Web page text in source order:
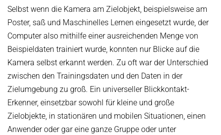
Selbst wenn die Kamera am Zielobjekt, beispielsweise am
Poster, saß und Maschinelles Lernen eingesetzt wurde, der
Computer also mithilfe einer ausreichenden Menge von
Beispieldaten trainiert wurde, konnten nur Blicke auf die
Kamera selbst erkannt werden. Zu oft war der Unterschied
zwischen den Trainingsdaten und den Daten in der
Zielumgebung zu groß. Ein universeller Blickkontakt-
Erkenner, einsetzbar sowohl für kleine und große
Zielobjekte, in stationären und mobilen Situationen, einen
Anwender oder gar eine ganze Gruppe oder unter